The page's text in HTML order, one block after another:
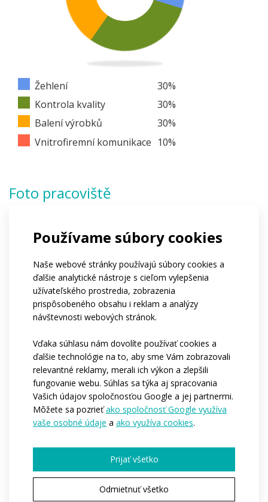
Používame súbory cookies
Naše webové stránky používajú súbory cookies a
ďalšie analytické nástroje s cieľom vylepšenia
užívateľského prostredia, zobrazenia
prispôsobeného obsahu i reklam a analýzy
návštevnosti webových stránok.
Vďaka súhlasu nám dovolíte používať cookies a
ďalšie technológie na to, aby sme Vám zobrazovali
relevantné reklamy, merali ich výkon a zlepšili
fungovanie webu. Súhlas sa týka aj spracovania
Vašich údajov spoločnosťou Google a jej partnermi.
Môžete sa pozrieťako spoločnosť Google využíva
vaše osobné údaje a ako využíva cookies.
Prijať všetko
Odmietnuť všetko
Žehlení %
30
Kontrola kvality
%
30
Balení výrobků
%
30
Vnitrofiremní komunikace
%
10
Foto pracoviště
Zaujala Vás naše nabídka?
Jméno*